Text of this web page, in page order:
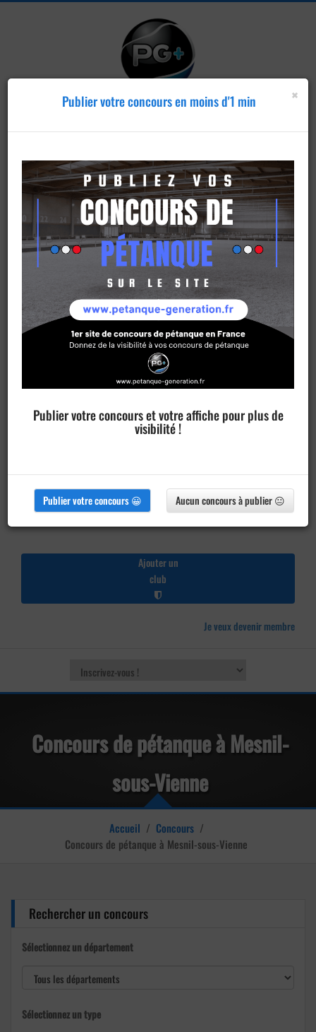
Publier un
concours
Ajouter un
club
Je veux devenir membre
Concours de pétanque à Mesnil-
sous-Vienne
Accueil / Concours /
Concours de pétanque à Mesnil-sous-Vienne
Rechercher un concours
Sélectionnez un département
Sélectionnez un type
×
Publier votre concours en moins d'1 min
Publier votre concours et votre affiche pour plus de
visibilité !
Publier votre concours 😀 Aucun concours à publier 😐